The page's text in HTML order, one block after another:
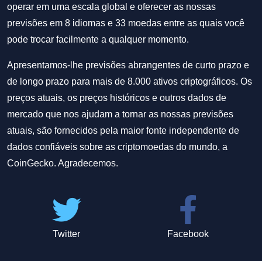
operar em uma escala global e oferecer as nossas
previsões em 8 idiomas e 33 moedas entre as quais você
pode trocar facilmente a qualquer momento.
Apresentamos-lhe previsões abrangentes de curto prazo e
de longo prazo para mais de 8.000 ativos criptográficos. Os
preços atuais, os preços históricos e outros dados de
mercado que nos ajudam a tornar as nossas previsões
atuais, são fornecidos pela maior fonte independente de
dados confiáveis sobre as criptomoedas do mundo, a
CoinGecko. Agradecemos.
Twitter Facebook